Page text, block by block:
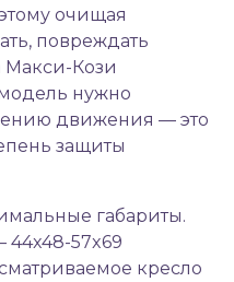
очищая
повреждать
Макси-Кози
нужно
движения — это
защиты
габариты.
57x69
кресло